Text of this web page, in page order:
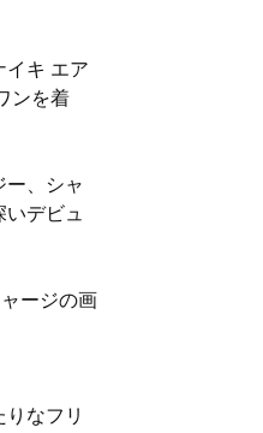
イキ エア
ンを着
ー、シャ
デビュ
ージの画
なフリ